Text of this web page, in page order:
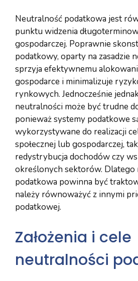
Neutralność podatkowa jest
punktu widzenia
gospodarczej. Poprawnie
podatkowy, oparty na zasadzie
sprzyja efektywnemu
gospodarce i minimalizuje
rynkowych. Jednocześnie
neutralności może być trudne
ponieważ systemy podatkowe
wykorzystywane do realizacji
społecznej lub gospodarczej,
redystrybucja dochodów czy
określonych sektorów. Dlatego
podatkowa powinna być
należy równoważyć z innymi
podatkowej.
Założenia i cele
neutralności